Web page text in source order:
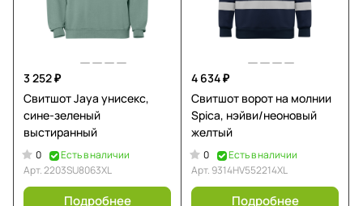
3 252 ₽
Свитшот Jaya унисекс,
сине-зеленый
выстиранный
0
Есть в наличии
Арт.2203SU8063XL
Подробнее
4 634 ₽
Свитшот ворот на молнии
Spica, нэйви/неоновый
желтый
0
Есть в наличии
Арт. 9314HV552214XL
Подробнее